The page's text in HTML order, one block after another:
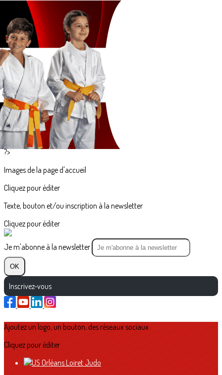
Exporter les lignes sélectionnées
Exporter toutes les colonnes
Exporter uniquement les colonnes affichées
Menu
<
Présentation
Histoire
Professeurs
Administration
Comité Directeur
Règlement intérieur & Statuts
?>
Images de la page d'accueil
Cliquez pour éditer
Texte, bouton et/ou inscription à la newsletter
Cliquez pour éditer
Je m'abonne à la newsletter
OK
Inscrivez-vous
Ajoutez un logo, un bouton, des réseaux sociaux
Cliquez pour éditer